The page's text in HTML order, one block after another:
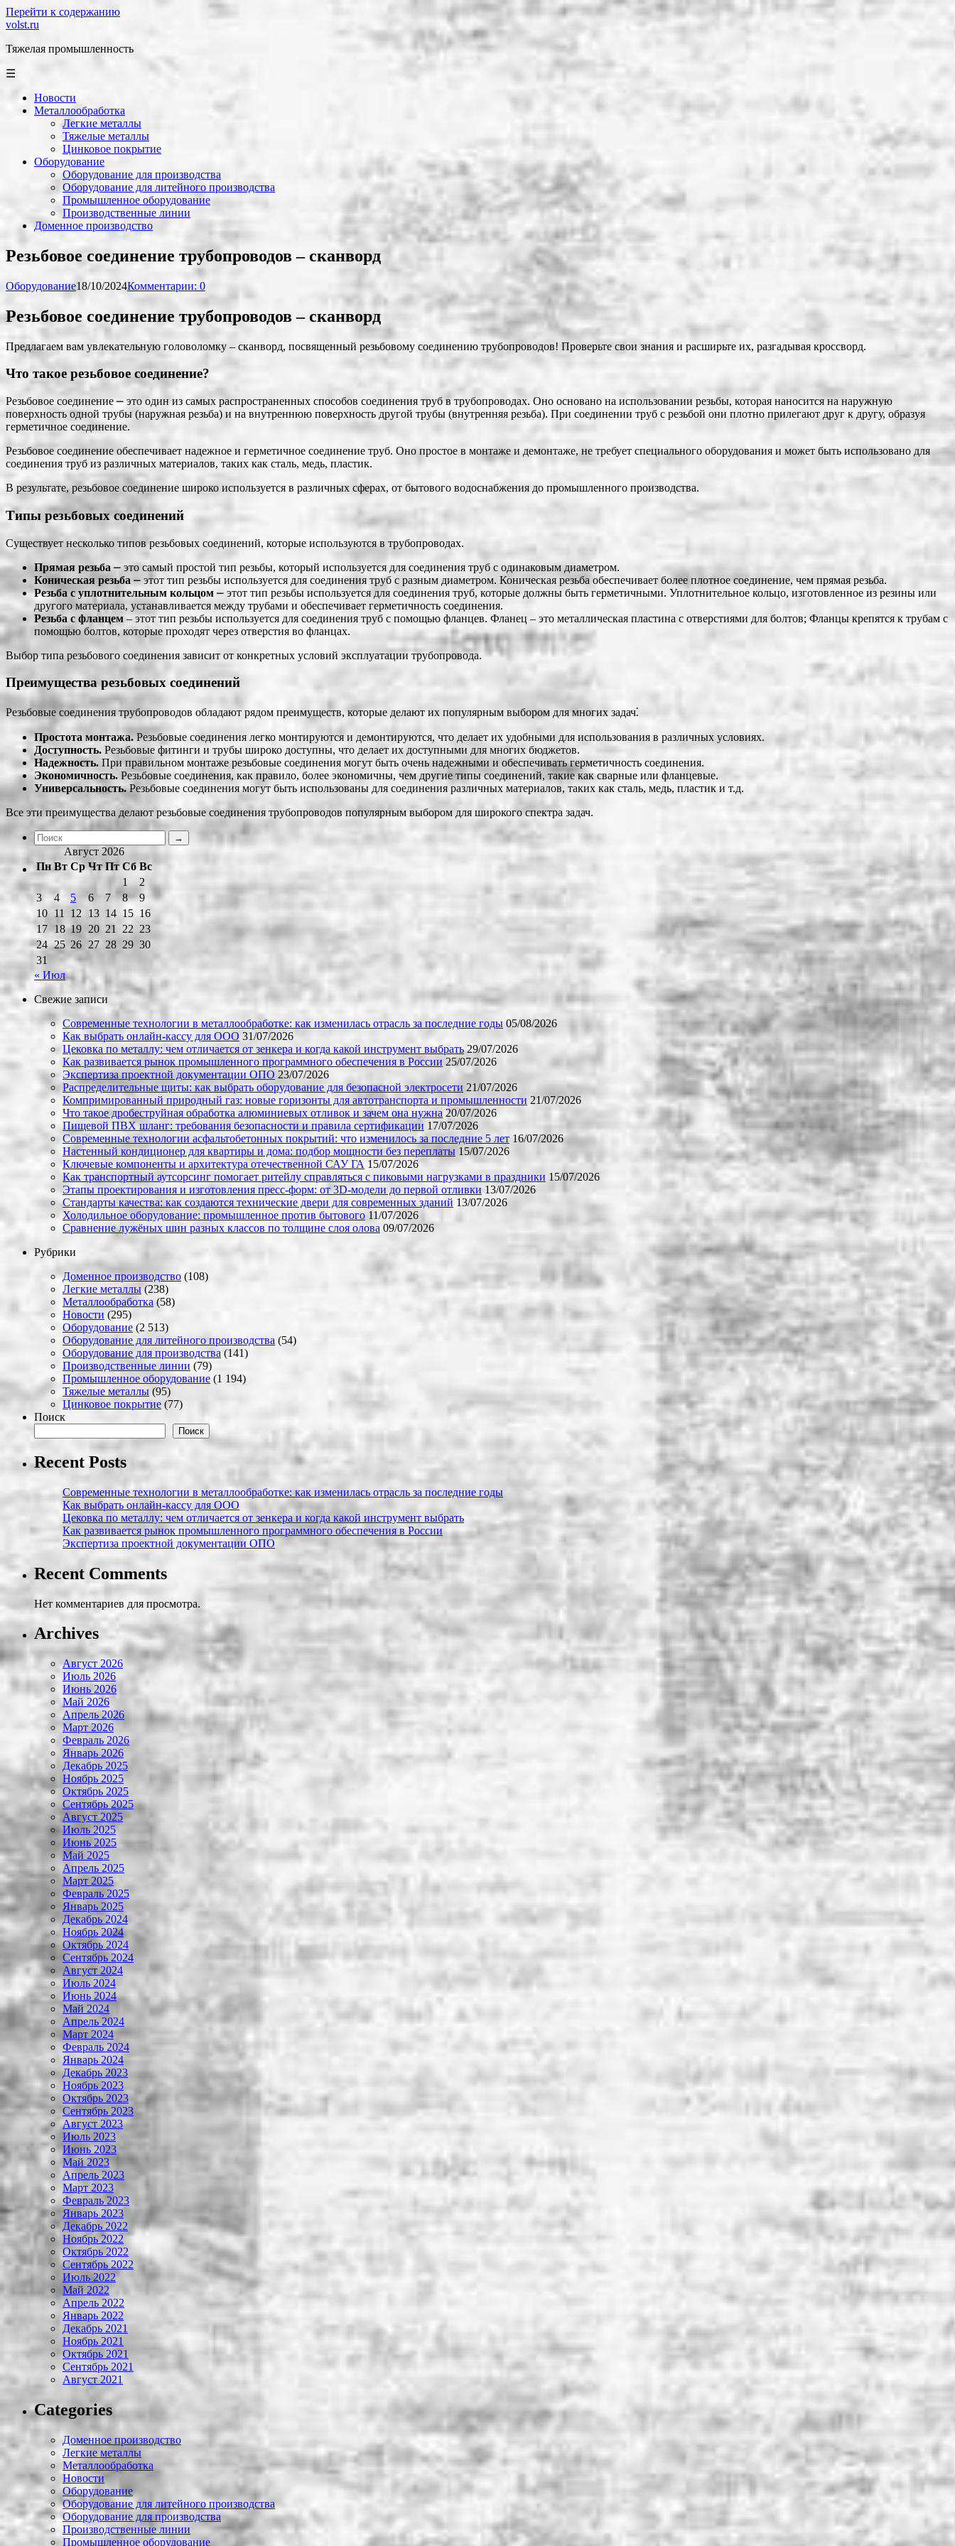
Перейти к содержанию
volst.ru
Тяжелая промышленность
☰
Новости
Металлообработка
Легкие металлы
Тяжелые металлы
Цинковое покрытие
Оборудование
Оборудование для производства
Оборудование для литейного производства
Промышленное оборудование
Производственные линии
Доменное производство
Резьбовое соединение трубопроводов ‒ сканворд
Оборудование18/10/2024Комментарии: 0
Резьбовое соединение трубопроводов ‒ сканворд
Предлагаем вам увлекательную головоломку ‒ сканворд, посвященный резьбовому соединению трубопроводов! Проверьте свои знания и расширьте их, разгадывая кроссворд.
Что такое резьбовое соединение?
Резьбовое соединение ⎼ это один из самых распространенных способов соединения труб в трубопроводах. Оно основано на использовании резьбы, которая наносится на наружную
поверхность одной трубы (наружная резьба) и на внутреннюю поверхность другой трубы (внутренняя резьба). При соединении труб с резьбой они плотно прилегают друг к другу, образуя
герметичное соединение.
Резьбовое соединение обеспечивает надежное и герметичное соединение труб. Оно простое в монтаже и демонтаже, не требует специального оборудования и может быть использовано для
соединения труб из различных материалов, таких как сталь, медь, пластик.
В результате, резьбовое соединение широко используется в различных сферах, от бытового водоснабжения до промышленного производства.
Типы резьбовых соединений
Существует несколько типов резьбовых соединений, которые используются в трубопроводах.
Прямая резьба ⎼ это самый простой тип резьбы, который используется для соединения труб с одинаковым диаметром.
Коническая резьба ⎼ этот тип резьбы используется для соединения труб с разным диаметром. Коническая резьба обеспечивает более плотное соединение, чем прямая резьба.
Резьба с уплотнительным кольцом ⎼ этот тип резьбы используется для соединения труб, которые должны быть герметичными. Уплотнительное кольцо, изготовленное из резины или
другого материала, устанавливается между трубами и обеспечивает герметичность соединения.
Резьба с фланцем‒ этот тип резьбы используется для соединения труб с помощью фланцев. Фланец ‒ это металлическая пластина с отверстиями для болтов; Фланцы крепятся к трубам с
помощью болтов, которые проходят через отверстия во фланцах.
Выбор типа резьбового соединения зависит от конкретных условий эксплуатации трубопровода.
Преимущества резьбовых соединений
Резьбовые соединения трубопроводов обладают рядом преимуществ, которые делают их популярным выбором для многих задач⁚
Простота монтажа.Резьбовые соединения легко монтируются и демонтируются, что делает их удобными для использования в различных условиях.
Доступность. Резьбовые фитинги и трубы широко доступны, что делает их доступными для многих бюджетов.
Надежность. При правильном монтаже резьбовые соединения могут быть очень надежными и обеспечивать герметичность соединения.
Экономичность. Резьбовые соединения, как правило, более экономичны, чем другие типы соединений, такие как сварные или фланцевые.
Универсальность.Резьбовые соединения могут быть использованы для соединения различных материалов, таких как сталь, медь, пластик и т.д.
Все эти преимущества делают резьбовые соединения трубопроводов популярным выбором для широкого спектра задач.
Август 2026
Пн Вт Ср Чт Пт Сб Вс
1
2
3
4 5 6 7 8
9
10 11 12 13 14 15 16
17 18 19 20 21 22 23
24 25 26 27 28 29 30
31
« Июл
Свежие записи
Современные технологии в металлообработке: как изменилась отрасль за последние годы 05/08/2026
Как выбрать онлайн-кассу для ООО 31/07/2026
Цековка по металлу: чем отличается от зенкера и когда какой инструмент выбрать 29/07/2026
Как развивается рынок промышленного программного обеспечения в России 25/07/2026
Экспертиза проектной документации ОПО 23/07/2026
Распределительные щиты: как выбрать оборудование для безопасной электросети 21/07/2026
Компримированный природный газ: новые горизонты для автотранспорта и промышленности 21/07/2026
Что такое дробеструйная обработка алюминиевых отливок и зачем она нужна 20/07/2026
Пищевой ПВХ шланг: требования безопасности и правила сертификации 17/07/2026
Современные технологии асфальтобетонных покрытий: что изменилось за последние 5 лет 16/07/2026
Настенный кондиционер для квартиры и дома: подбор мощности без переплаты 15/07/2026
Ключевые компоненты и архитектура отечественной САУ ГА 15/07/2026
Как транспортный аутсорсинг помогает ритейлу справляться с пиковыми нагрузками в праздники 15/07/2026
Этапы проектирования и изготовления пресс-форм: от 3D-модели до первой отливки 13/07/2026
Стандарты качества: как создаются технические двери для современных зданий 13/07/2026
Холодильное оборудование: промышленное против бытового 11/07/2026
Сравнение лужёных шин разных классов по толщине слоя олова 09/07/2026
Рубрики
Доменное производство (108)
Легкие металлы(238)
Металлообработка (58)
Новости (295)
Оборудование (2 513)
Оборудование для литейного производства (54)
Оборудование для производства (141)
Производственные линии (79)
Промышленное оборудование (1 194)
Тяжелые металлы (95)
Цинковое покрытие (77)
Поиск
Поиск
Recent Posts
Современные технологии в металлообработке: как изменилась отрасль за последние годы
Как выбрать онлайн-кассу для ООО
Цековка по металлу: чем отличается от зенкера и когда какой инструмент выбрать
Как развивается рынок промышленного программного обеспечения в России
Экспертиза проектной документации ОПО
Recent Comments
Нет комментариев для просмотра.
Archives
Август 2026
Июль 2026
Июнь 2026
Май 2026
Апрель 2026
Март 2026
Февраль 2026
Январь 2026
Декабрь 2025
Ноябрь 2025
Октябрь 2025
Сентябрь 2025
Август 2025
Июль 2025
Июнь 2025
Май 2025
Апрель 2025
Март 2025
Февраль 2025
Январь 2025
Декабрь 2024
Ноябрь 2024
Октябрь 2024
Сентябрь 2024
Август 2024
Июль 2024
Июнь 2024
Май 2024
Апрель 2024
Март 2024
Февраль 2024
Январь 2024
Декабрь 2023
Ноябрь 2023
Октябрь 2023
Сентябрь 2023
Август 2023
Июль 2023
Июнь 2023
Май 2023
Апрель 2023
Март 2023
Февраль 2023
Январь 2023
Декабрь 2022
Ноябрь 2022
Октябрь 2022
Сентябрь 2022
Июль 2022
Май 2022
Апрель 2022
Январь 2022
Декабрь 2021
Ноябрь 2021
Октябрь 2021
Сентябрь 2021
Август 2021
Categories
Доменное производство
Легкие металлы
Металлообработка
Новости
Оборудование
Оборудование для литейного производства
Оборудование для производства
Производственные линии
Промышленное оборудование